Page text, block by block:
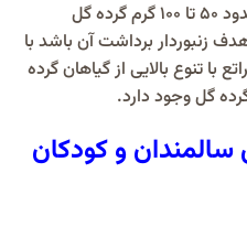
در هر بار نصب تله گرده گیر در حدود 50 تا 100 گرم گرده گل
زنبوردار برداشت آن باشد با
با تنوع بالایی از گیاهان گرده
و کودکان